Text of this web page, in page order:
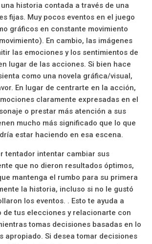
una historia contada a través de una
fijas. Muy pocos eventos en el juego
gráficos en constante movimiento
En cambio, las imágenes
las emociones y los sentimientos de
lugar de las acciones. Si bien hace
como una novela gráfica/visual,
En lugar de centrarte en la acción,
claramente expresadas en el
o prestar más atención a sus
mucho más significado que lo que
estar haciendo en esa escena.
tentador intentar cambiar sus
que no dieron resultados óptimos,
mantenga el rumbo para su primera
la historia, incluso si no le gustó
los eventos. . Esto te ayuda a
de tus elecciones y relacionarte con
tomas decisiones basadas en lo
apropiado. Si desea tomar decisiones